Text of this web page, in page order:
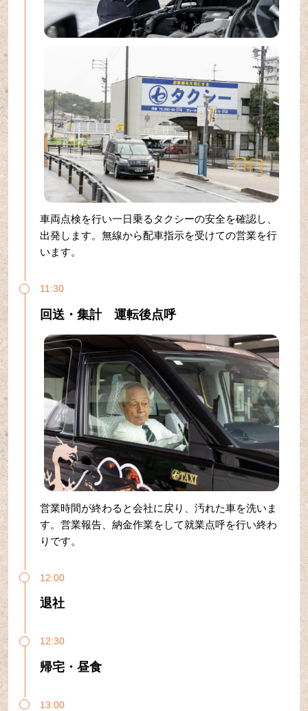
車両点検を行い一日乗るタクシーの安全を確認し、
出発します。無線から配車指示を受けての営業を行
います。
11:30
回送・集計 運転後点呼
営業時間が終わると会社に戻り、汚れた車を洗いま
す。営業報告、納金作業をして就業点呼を行い終わ
りです。
12:00
退社
12:30
帰宅・昼食
13:00